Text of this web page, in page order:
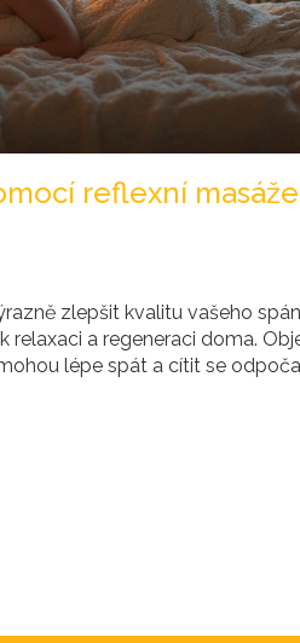
reflexní masáže
zlepšit kvalitu vašeho
relaxaci a regeneraci doma.
lépe spát a cítit se